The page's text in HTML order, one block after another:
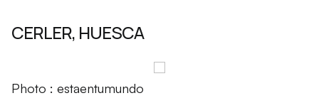
CERLER, HUESCA
Photo : estaentumundo